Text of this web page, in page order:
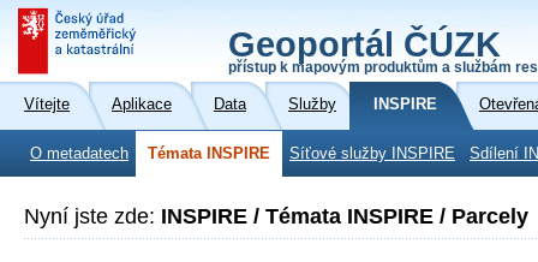
Geoportál ČÚZK
přístup k mapovým produktům a službám
Vítejte Aplikace Data Služby INSPIRE
O metadatech Témata INSPIRE Síťové služby INSPIRE Sdílení
Nyní jste zde: INSPIRE / Témata INSPIRE / Parcely